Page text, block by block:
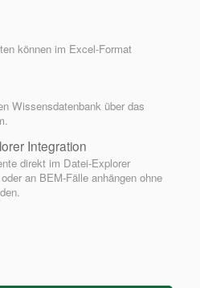
können im Excel-Format
Wissensdatenbank über das
Integration
direkt im Datei-Explorer
an BEM-Fälle anhängen ohne